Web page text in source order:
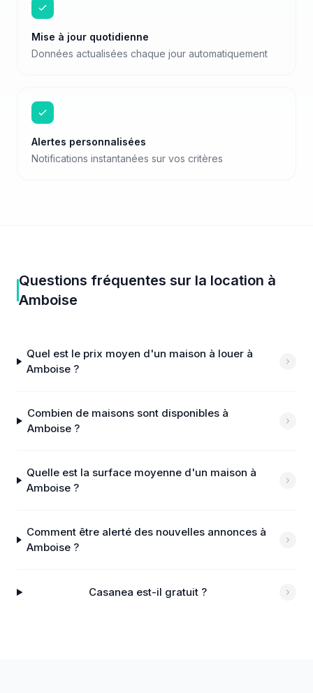
Mise à jour quotidienne
Données actualisées chaque jour automatiquement
Alertes personnalisées
Notifications instantanées sur vos critères
Questions fréquentes sur la location à
Amboise
Quel est le prix moyen d'un maison à louer à
Amboise ?
Combien de maisons sont disponibles à
Amboise ?
Quelle est la surface moyenne d'un maison à
Amboise ?
Comment être alerté des nouvelles annonces à
Amboise ?
Casanea est-il gratuit ?